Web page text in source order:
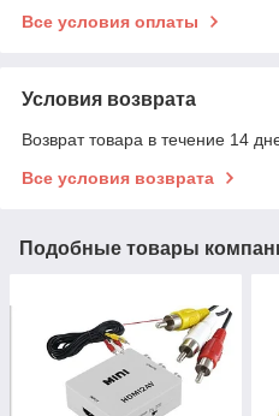
Все условия оплаты
Условия возврата
Возврат товара в течение 14
Все условия возврата
Подобные товары